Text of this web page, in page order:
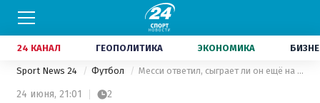
24 КАНАЛ ГЕОПОЛИТИКА ЭКОНОМИКА
Sport News 24 Футбол Месси ответил, сыграет ли он ещё на чемпионате мира
24 июня, 21:01 2